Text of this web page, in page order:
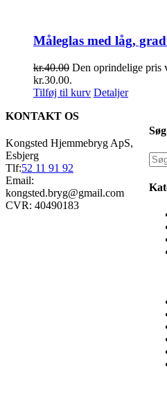
Måleglas med låg,
kr.40.00 Den oprindelige pris
kr.30.00.
Tilføj til kurv Detaljer
KONTAKT OS
Kongsted Hjemmebryg ApS,
Esbjerg
Tlf:52 11 91 92
Email:
kongsted.bryg@gmail.com
CVR: 40490183